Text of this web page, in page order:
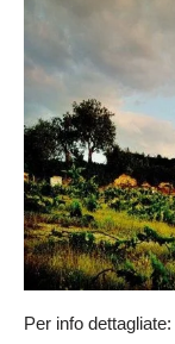
Per info dettagliate: